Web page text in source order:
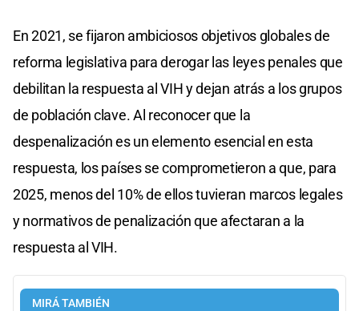
En 2021, se fijaron ambiciosos objetivos globales de
reforma legislativa para derogar las leyes penales que
debilitan la respuesta al VIH y dejan atrás a los grupos
de población clave. Al reconocer que la
despenalización es un elemento esencial en esta
respuesta, los países se comprometieron a que, para
2025, menos del 10% de ellos tuvieran marcos legales
y normativos de penalización que afectaran a la
respuesta al VIH.
MIRÁ TAMBIÉN